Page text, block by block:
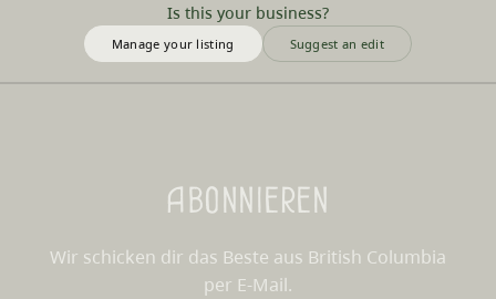
Is this your business?
Manage your listing Suggest an edit
Abonnieren
Wir schicken dir das Beste aus British Columbia
per E-Mail.